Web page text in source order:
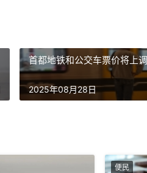
首都地铁和公交车票价将上调
2025年08月28日
便民